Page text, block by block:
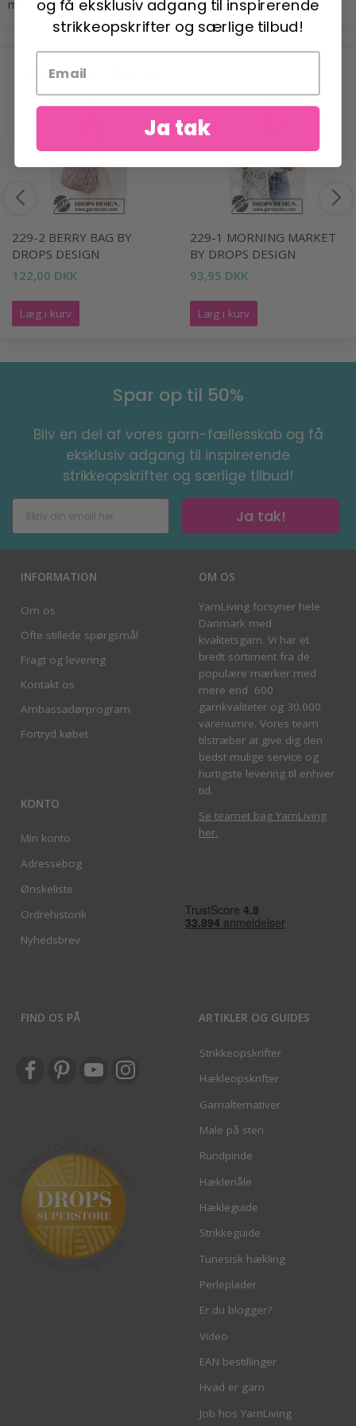
masker på 10 cm, skift til tyndere hæklenål.
POPULÆRE ALTERNATIVER
229-2 BERRY BAG BY
DROPS DESIGN
122,00 DKK
Læg i kurv
229-1 MORNING MARKET
BY DROPS DESIGN
93,95 DKK
Læg i kurv
Spar op til 50%
Bliv en del af vores garn-fællesskab og få
eksklusiv adgang til inspirerende
strikkeopskrifter og særlige tilbud!
Ja tak!
INFORMATION
Om os
Ofte stillede spørgsmål
Fragt og levering
Kontakt os
Ambassadørprogram
Fortryd købet
KONTO
Min konto
Adressebog
Ønskeliste
Ordrehistorik
Nyhedsbrev
OM OS
YarnLiving forsyner hele
Danmark med
kvalitetsgarn. Vi har et
bredt sortiment fra de
populære mærker med
mere end 600
garnkvaliteter og 30.000
varenumre. Vores team
tilstræber at give dig den
bedst mulige service og
hurtigste levering til enhver
tid.
Se teamet bag YarnLiving
her.
FIND OS PÅ ARTIKLER OG GUIDES
Strikkeopskrifter
Hækleopskrifter
Garnalternativer
Male på sten
Rundpinde
Hæklenåle
Hækleguide
Strikkeguide
Tunesisk hækling
Perleplader
Er du blogger?
Video
EAN bestillinger
Hvad er garn
Job hos YarnLiving
og få eksklusiv adgang til inspirerende
strikkeopskrifter og særlige tilbud!
Ja tak